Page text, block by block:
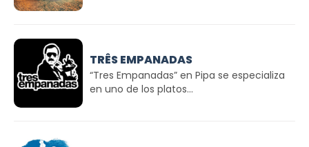
TRÊS EMPANADAS
“Tres Empanadas” en Pipa se especializa
en uno de los platos...